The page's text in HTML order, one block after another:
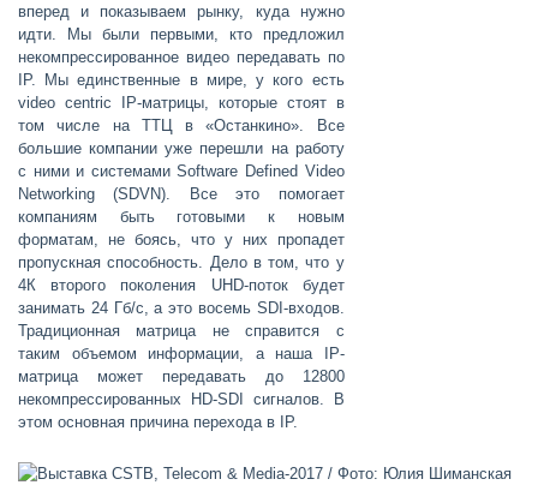
вперед и показываем рынку, куда нужно
идти. Мы были первыми, кто предложил
некомпрессированное видео передавать по
IP. Мы единственные в мире, у кого есть
video centric IP-матрицы, которые стоят в
том числе на ТТЦ в «Останкино». Все
большие компании уже перешли на работу
с ними и системами Software Defined Video
Networking (SDVN). Все это помогает
компаниям быть готовыми к новым
форматам, не боясь, что у них пропадет
пропускная способность. Дело в том, что у
4К второго поколения UHD-поток будет
занимать 24 Гб/с, а это восемь SDI-входов.
Традиционная матрица не справится с
таким объемом информации, а наша IP-
матрица может передавать до 12800
некомпрессированных HD-SDI сигналов. В
этом основная причина перехода в IP.